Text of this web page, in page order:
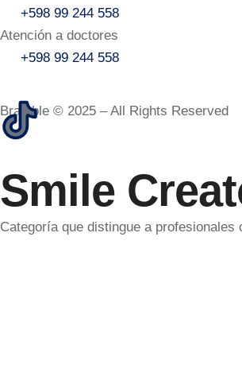
+598 99 244 558
Atención a doctores
+598 99 244 558‬‬
Bramble © 2025 – All Rights Reserved
Smile
Categoría que distingue a